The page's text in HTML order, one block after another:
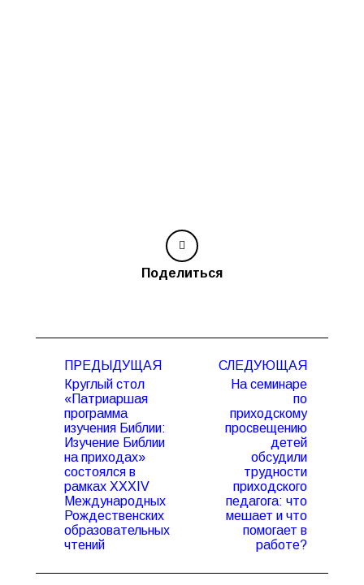
Поделиться
записям
ПРЕДЫДУЩАЯ
Предыдущая
запись:
Круглый стол
«Патриаршая
программа
изучения Библии:
Изучение Библии
на приходах»
состоялся в
рамках XXXIV
Международных
Рождественских
образовательных
чтений
СЛЕДУЮЩАЯ
Следующая
запись:
На семинаре
по
приходскому
просвещению
детей
обсудили
трудности
приходского
педагога: что
мешает и что
помогает в
работе?